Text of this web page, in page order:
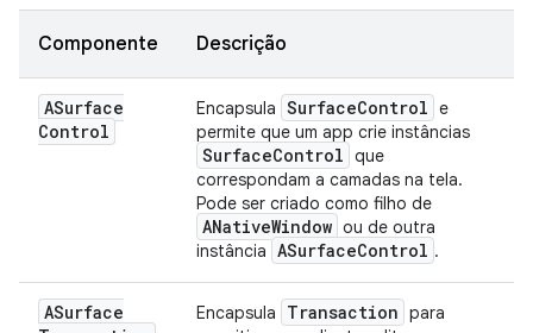
Componente Descrição
ASurface
Control
Encapsula SurfaceControl e
permite que um app crie instâncias
SurfaceControl que
correspondam a camadas na tela.
Pode ser criado como filho de
ANativeWindow ou de outra
instância ASurfaceControl .
ASurface
Encapsula Transaction para